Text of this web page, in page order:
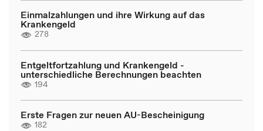
Einmalzahlungen und ihre Wirkung auf das
Krankengeld
278
Entgeltfortzahlung und Krankengeld -
unterschiedliche Berechnungen beachten
194
Erste Fragen zur neuen AU-Bescheinigung
182